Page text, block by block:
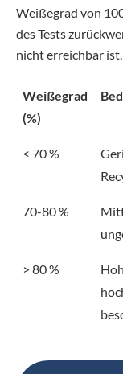
Weißegrad von
des Tests
nicht erreichbar ist.
Weißegrad
(%)
< 70 %
70-80 %
> 80 %